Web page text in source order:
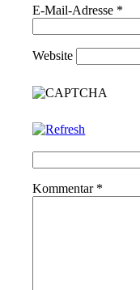
E-Mail-Adresse *
Website
Kommentar *